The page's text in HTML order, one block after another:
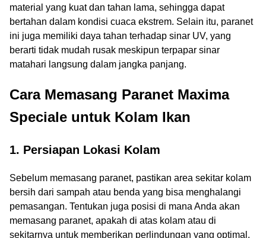
material yang kuat dan tahan lama, sehingga dapat
bertahan dalam kondisi cuaca ekstrem. Selain itu, paranet
ini juga memiliki daya tahan terhadap sinar UV, yang
berarti tidak mudah rusak meskipun terpapar sinar
matahari langsung dalam jangka panjang.
Cara Memasang Paranet Maxima
Speciale untuk Kolam Ikan
1. Persiapan Lokasi Kolam
Sebelum memasang paranet, pastikan area sekitar kolam
bersih dari sampah atau benda yang bisa menghalangi
pemasangan. Tentukan juga posisi di mana Anda akan
memasang paranet, apakah di atas kolam atau di
sekitarnya untuk memberikan perlindungan yang optimal.